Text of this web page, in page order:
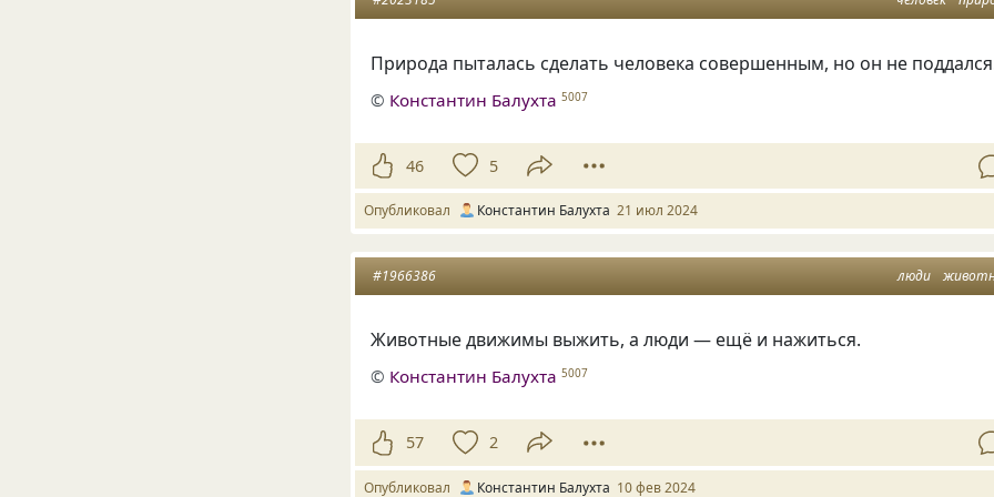
Природа пыталась сделать человека совершенным, но он не
© Константин Балухта 5007
46 5
Опубликовал Константин Балухта 21 июл 2024
люди
#1966386
Животные движимы выжить, а люди — ещё и нажиться.
© Константин Балухта 5007
57 2
Опубликовал Константин Балухта 10 фев 2024